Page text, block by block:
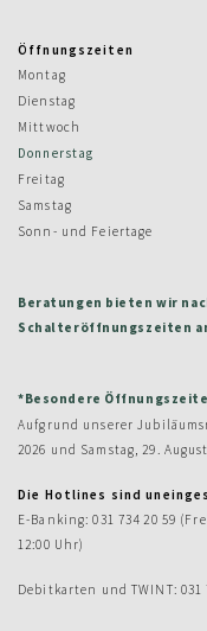
Öffnungszeiten
Montag
Dienstag
Mittwoch
Donnerstag
Freitag
Samstag
Sonn- und Feiertage
Beratungen bieten wir
Schalteröffnungszeiten
*Besondere
Aufgrund unserer
2026 und Samstag, 29.
Die Hotlines sind
E-Banking: 031 734 20 59
12:00 Uhr)
Debitkarten und TWINT: 031